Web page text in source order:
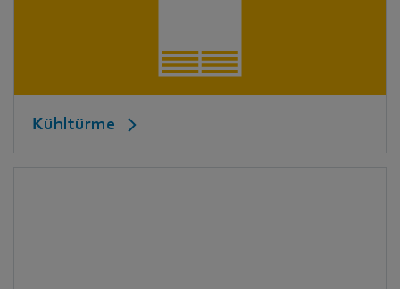
Kühltürme